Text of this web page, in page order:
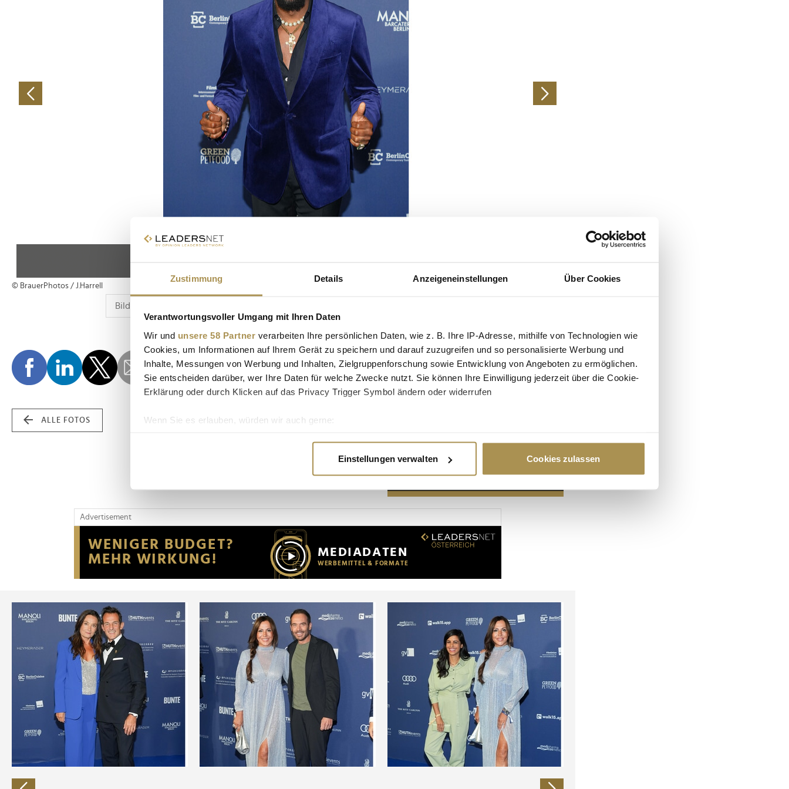
Zustimmung Details Anzeigeneinstellungen Über Cookies
Verantwortungsvoller Umgang mit Ihren Daten
Wir und unsere 58 Partner verarbeiten Ihre persönlichen Daten, wie z. B. Ihre IP-Adresse, mithilfe von Technologien wie
Cookies, um Informationen auf Ihrem Gerät zu speichern und darauf zuzugreifen und so personalisierte Werbung und
Inhalte, Messungen von Werbung und Inhalten, Zielgruppenforschung sowie Entwicklung von Angeboten zu ermöglichen.
Sie entscheiden darüber, wer Ihre Daten für welche Zwecke nutzt. Sie können Ihre Einwilligung jederzeit über die Cookie-
Erklärung oder durch Klicken auf das Privacy Trigger Symbol ändern oder widerrufen
Wenn Sie es erlauben, würden wir auch gerne:
Erfahren Sie mehr darüber, wie Ihre persönlichen Daten verarbeitet werden, und legen Sie Ihre Präferenzen im
Wir verwenden Cookies, um Inhalte und Anzeigen zu personalisieren, Funktionen für soziale Medien anbieten zu können
Website an unsere Partner für soziale Medien, Werbung und Analysen weiter. Unsere Partner führen diese Informationen
möglicherweise mit weiteren Daten zusammen, die Sie ihnen bereitgestellt haben oder die sie im Rahmen Ihrer Nutzung
der Dienste gesammelt haben.
Einstellungen verwalten Cookies zulassen
© BrauerPhotos / J.Harrell
ALLE FOTOS
Advertisement
Advertisement